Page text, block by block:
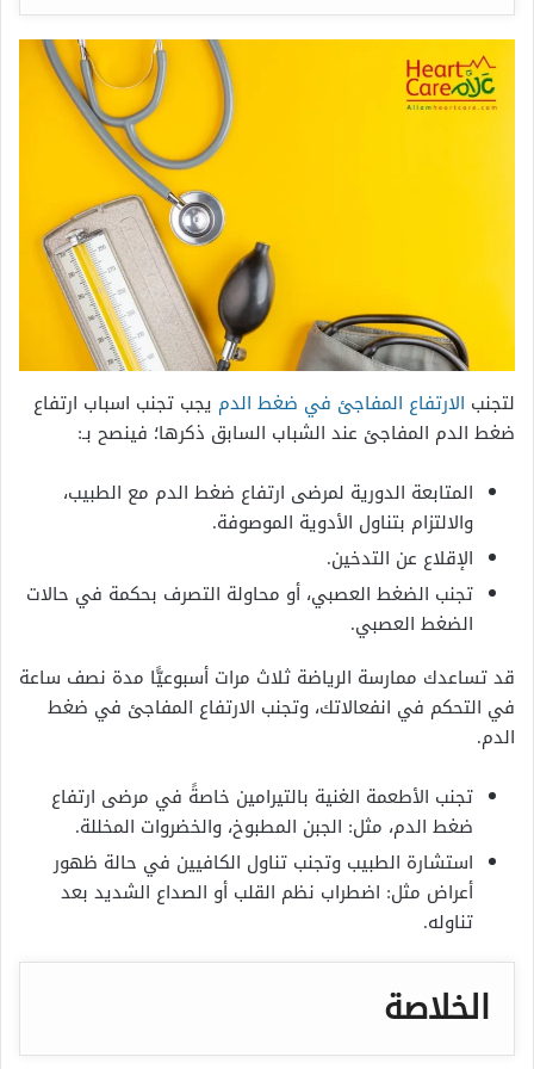
لتجنب الارتفاع المفاجئ في ضغط الدم يجب تجنب اسباب ارتفاع
ضغط الدم المفاجئ عند الشباب السابق ذكرها؛ فينصح بـ:
المتابعة الدورية لمرضى ارتفاع ضغط الدم مع الطبيب،
والالتزام بتناول الأدوية الموصوفة.
الإقلاع عن التدخين.
تجنب الضغط العصبي، أو محاولة التصرف بحكمة في حالات
الضغط العصبي.
قد تساعدك ممارسة الرياضة ثلاث مرات أسبوعيًّا مدة نصف ساعة
في التحكم في انفعالاتك، وتجنب الارتفاع المفاجئ في ضغط
الدم.
تجنب الأطعمة الغنية بالتيرامين خاصةً في مرضى ارتفاع
ضغط الدم، مثل: الجبن المطبوخ، والخضروات المخللة.
استشارة الطبيب وتجنب تناول الكافيين في حالة ظهور
أعراض مثل: اضطراب نظم القلب أو الصداع الشديد بعد
تناوله.
الخلاصة